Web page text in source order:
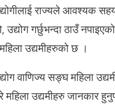
राज्यले आवश्यक
उद्योग गर्छुभन्दा ठाउँ
उद्यमीहरुको छ ।
वाणिज्य सङ्घ महिला
महिला उद्यमीहरु जानकार